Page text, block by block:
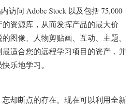
访问 Adobe Stock 以及包括 75,000
资源库，从而发挥产品的最大价
图像、人物剪贴画、互动、主题、
适合您的远程学习项目的资产，并
乐地学习。
却断点的存在。现在可以利用全新